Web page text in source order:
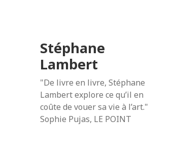
Stéphane
Lambert
"De livre en livre, Stéphane
Lambert explore ce qu’il en
coûte de vouer sa vie à l’art."
Sophie Pujas, LE POINT